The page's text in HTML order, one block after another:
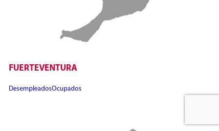
FUERTEVENTURA
DesempleadosOcupados